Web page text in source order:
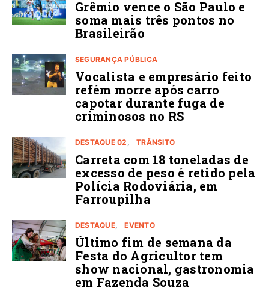
Grêmio vence o São Paulo e
soma mais três pontos no
Brasileirão
SEGURANÇA PÚBLICA
Vocalista e empresário feito
refém morre após carro
capotar durante fuga de
criminosos no RS
DESTAQUE 02 TRÂNSITO
Carreta com 18 toneladas de
excesso de peso é retido pela
Polícia Rodoviária, em
Farroupilha
DESTAQUE EVENTO
Último fim de semana da
Festa do Agricultor tem
show nacional, gastronomia
em Fazenda Souza